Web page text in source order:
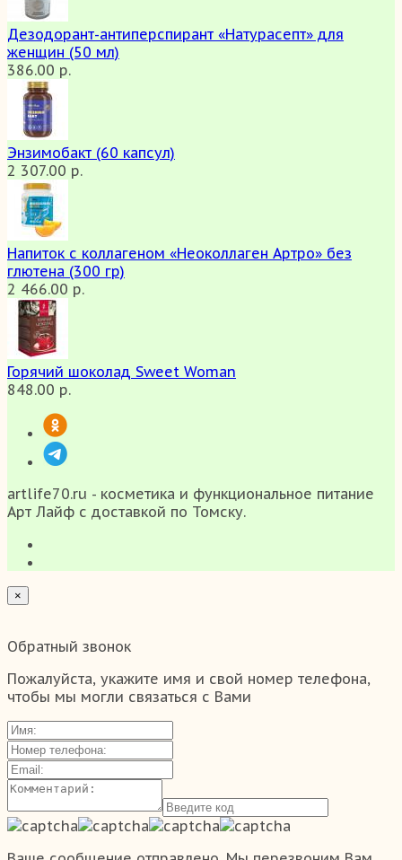
Дезодорант-антиперспирант «Натурасепт» для
женщин (50 мл)
386.00 р.
Энзимобакт (60 капсул)
2 307.00 р.
Напиток с коллагеном «Неоколлаген Артро» без
глютена (300 гр)
2 466.00 р.
Горячий шоколад Sweet Woman
848.00 р.
artlife70.ru - косметика и функциональное питание
Арт Лайф с доставкой по Томску.
×
Обратный звонок
Пожалуйста, укажите имя и свой номер телефона,
чтобы мы могли связаться с Вами